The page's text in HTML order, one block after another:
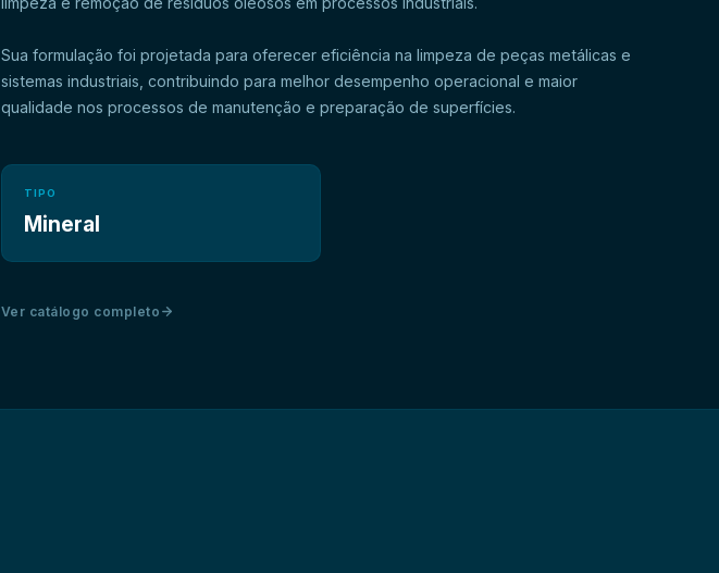
Sua formulação foi projetada para oferecer eficiência na limpeza de peças metálicas e
sistemas industriais, contribuindo para melhor desempenho operacional e maior
Indicado para operações de remoção de óleos de processo em peças metálicas, o
MOTORLUB SOLV também é recomendado para uso em sistemas de limpeza em circuito
TIPO
Mineral
Ver catálogo completo